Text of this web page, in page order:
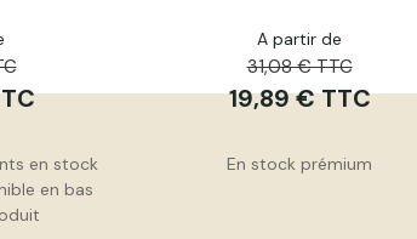
en stock
en bas
A partir de
31,08 € TTC
19,89 € TTC
En stock prémium